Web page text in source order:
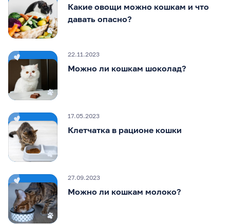
Какие овощи можно кошкам и что
давать опасно?
22.11.2023
Можно ли кошкам шоколад?
17.05.2023
Клетчатка в рационе кошки
27.09.2023
Можно ли кошкам молоко?